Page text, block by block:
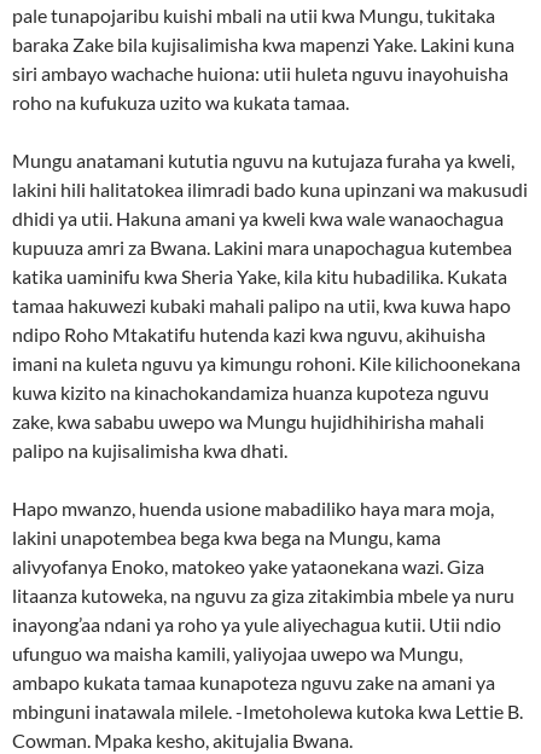
pale tunapojaribu kuishi mbali na utii kwa Mungu, tukitaka
baraka Zake bila kujisalimisha kwa mapenzi Yake. Lakini kuna
siri ambayo wachache huiona: utii huleta nguvu inayohuisha
roho na kufukuza uzito wa kukata tamaa.
Mungu anatamani kututia nguvu na kutujaza furaha ya kweli,
lakini hili halitatokea ilimradi bado kuna upinzani wa makusudi
dhidi ya utii. Hakuna amani ya kweli kwa wale wanaochagua
kupuuza amri za Bwana. Lakini mara unapochagua kutembea
katika uaminifu kwa Sheria Yake, kila kitu hubadilika. Kukata
tamaa hakuwezi kubaki mahali palipo na utii, kwa kuwa hapo
ndipo Roho Mtakatifu hutenda kazi kwa nguvu, akihuisha
imani na kuleta nguvu ya kimungu rohoni. Kile kilichoonekana
kuwa kizito na kinachokandamiza huanza kupoteza nguvu
zake, kwa sababu uwepo wa Mungu hujidhihirisha mahali
palipo na kujisalimisha kwa dhati.
Hapo mwanzo, huenda usione mabadiliko haya mara moja,
lakini unapotembea bega kwa bega na Mungu, kama
alivyofanya Enoko, matokeo yake yataonekana wazi. Giza
litaanza kutoweka, na nguvu za giza zitakimbia mbele ya nuru
inayong’aa ndani ya roho ya yule aliyechagua kutii. Utii ndio
ufunguo wa maisha kamili, yaliyojaa uwepo wa Mungu,
ambapo kukata tamaa kunapoteza nguvu zake na amani ya
mbinguni inatawala milele. -Imetoholewa kutoka kwa Lettie B.
Cowman. Mpaka kesho, akitujalia Bwana.